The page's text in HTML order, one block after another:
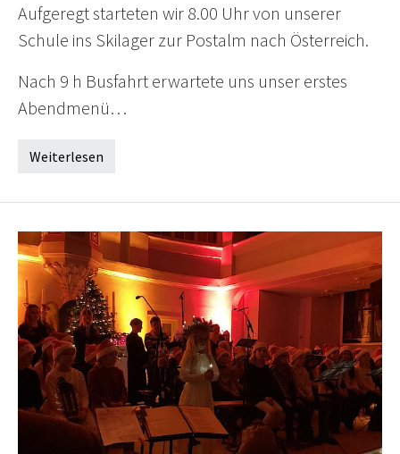
Aufgeregt starteten wir 8.00 Uhr von unserer
Schule ins Skilager zur Postalm nach Österreich.
Nach 9 h Busfahrt erwartete uns unser erstes
Abendmenü…
Weiterlesen